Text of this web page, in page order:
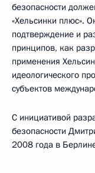
безопасности
«Хельсинки плюс».
подтверждение и
принципов, как
применения
идеологического
субъектов
С инициативой
безопасности
2008 года в